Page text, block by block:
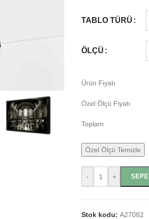
TABLO TÜRÜ
ÖLÇÜ
Ürün Fiyatı
Özel Ölçü Fiyatı
Toplam
Özel Ölçü Temizle
- +
Stok kodu: A27082